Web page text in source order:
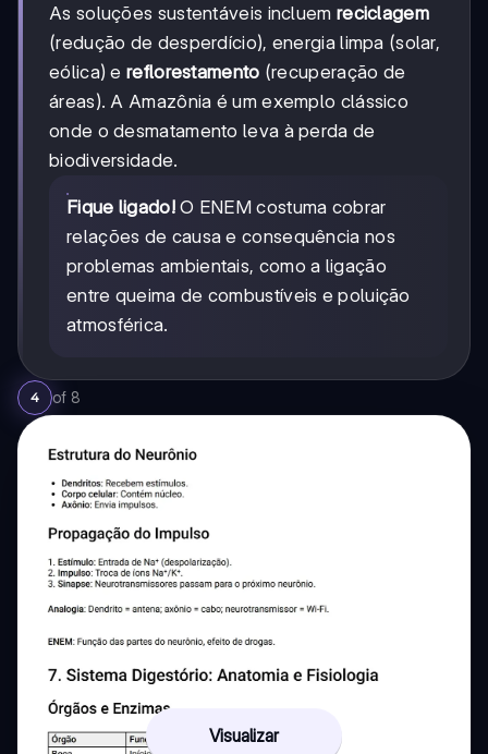
As soluções sustentáveis incluem reciclagem
(redução de desperdício), energia limpa (solar,
eólica) e reflorestamento (recuperação de
áreas). A Amazônia é um exemplo clássico
onde o desmatamento leva à perda de
biodiversidade.
Fique ligado!O ENEM costuma cobrar
relações de causa e consequência nos
problemas ambientais, como a ligação
entre queima de combustíveis e poluição
atmosférica.
4 of 8
Visualizar